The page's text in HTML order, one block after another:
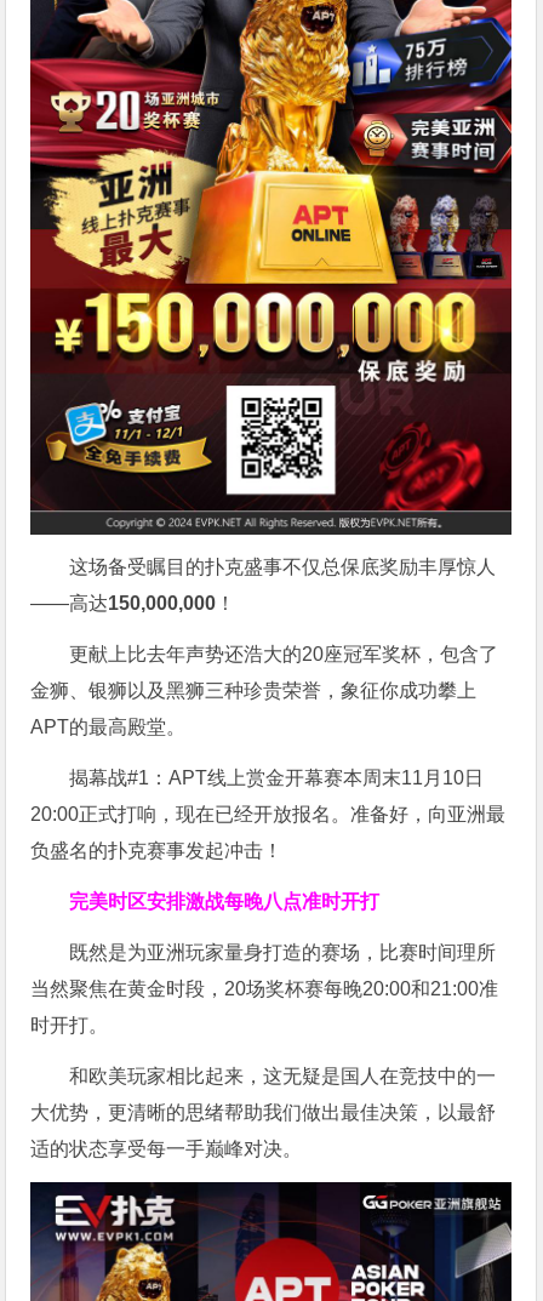
这场备受瞩目的扑克盛事不仅总保底奖励丰厚惊人
——高达150,000,000 ！
更献上比去年声势还浩大的20座冠军奖杯，包含了
金狮、银狮以及黑狮三种珍贵荣誉，象征你成功攀上
APT的最高殿堂。
揭幕战#1：APT线上赏金开幕赛本周末11月10日
20:00正式打响，现在已经开放报名。准备好，向亚洲最
负盛名的扑克赛事发起冲击！
完美时区安排激战每晚八点准时开打
既然是为亚洲玩家量身打造的赛场，比赛时间理所
当然聚焦在黄金时段，20场奖杯赛每晚20:00和21:00准
时开打。
和欧美玩家相比起来，这无疑是国人在竞技中的一
大优势，更清晰的思绪帮助我们做出最佳决策，以最舒
适的状态享受每一手巅峰对决。